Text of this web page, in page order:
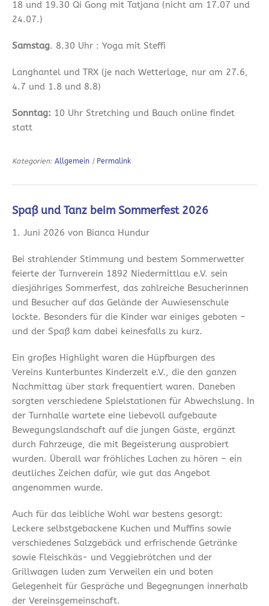
18 und 19.30 Qi Gong mit Tatjana (nicht am 17.07 und
24.07.)
Samstag. 8.30 Uhr : Yoga mit Steffi
Langhantel und TRX (je nach Wetterlage, nur am 27.6,
4.7 und 1.8 und 8.8)
Sonntag: 10 Uhr Stretching und Bauch online findet
statt
Kategorien: Allgemein | Permalink
Spaß und Tanz beim Sommerfest 2026
1. Juni 2026 von Bianca Hundur
Bei strahlender Stimmung und bestem Sommerwetter
feierte der Turnverein 1892 Niedermittlau e.V. sein
diesjähriges Sommerfest, das zahlreiche Besucherinnen
und Besucher auf das Gelände der Auwiesenschule
lockte. Besonders für die Kinder war einiges geboten –
und der Spaß kam dabei keinesfalls zu kurz.
Ein großes Highlight waren die Hüpfburgen des
Vereins Kunterbuntes Kinderzelt e.V., die den ganzen
Nachmittag über stark frequentiert waren. Daneben
sorgten verschiedene Spielstationen für Abwechslung. In
der Turnhalle wartete eine liebevoll aufgebaute
Bewegungslandschaft auf die jungen Gäste, ergänzt
durch Fahrzeuge, die mit Begeisterung ausprobiert
wurden. Überall war fröhliches Lachen zu hören – ein
deutliches Zeichen dafür, wie gut das Angebot
angenommen wurde.
Auch für das leibliche Wohl war bestens gesorgt:
Leckere selbstgebackene Kuchen und Muffins sowie
verschiedenes Salzgebäck und erfrischende Getränke
sowie Fleischkäs- und Veggiebrötchen und der
Grillwagen luden zum Verweilen ein und boten
Gelegenheit für Gespräche und Begegnungen innerhalb
der Vereinsgemeinschaft.